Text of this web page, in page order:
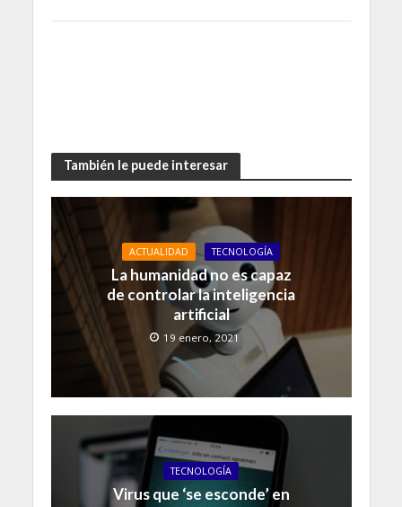
También le puede interesar
ACTUALIDAD TECNOLOGÍA
La humanidad no es capaz
de controlar la inteligencia
artificial
19 enero, 2021
TECNOLOGÍA
Virus que ‘se esconde’ en